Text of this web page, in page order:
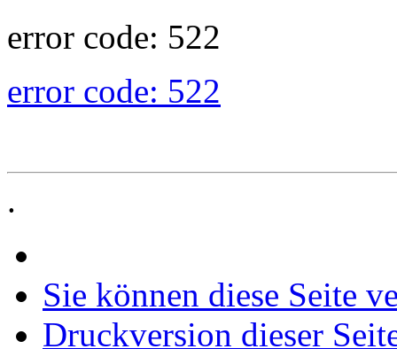
error code: 522
error code: 522
.
Sie können diese Seite
Druckversion dieser